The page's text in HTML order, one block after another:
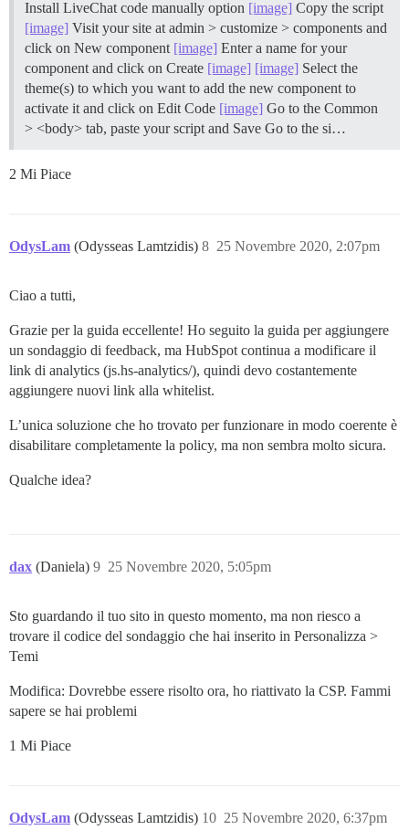
// Firefox ha l'opzione
  // nel qual caso RealRTCPeerConnection è undefined.
  if (typeof RealRTCPeerConnection != "undefined")
  {
let closeRTCPeerConnection =
      RealRTCPeerConnection.prototype.close
    );
let {create: createObject, defineProperty} =
      if (typeof url != "undefined")
    {
if (originalArray == null || typeof
        return originalArray;
let safeArray =
      {
        defineProperty(safeArray, i, {
          value: transform(originalArray[i])
        value: safeArray.length
      });
    };
// Sarebbe molto più semplice usare il metodo
// la configurazione normalizzata e sicura
// Vedi https://www.chromestatus.com/feature/
    let protectConfiguration = configuration =>
    {
if (configuration == null || typeof
        return configuration;
        iceServer =>
Install LiveChat code manually option [image] Copy the script
[image] Visit your site at admin > customize > components and
click on New component [image] Enter a name for your
component and click on Create [image] [image] Select the
theme(s) to which you want to add the new component to
activate it and click on Edit Code [image] Go to the Common
> <body> tab, paste your script and Save Go to the si…
2 Mi Piace
OdysLam (Odysseas Lamtzidis) 25 Novembre 2020, 2:07pm
8
Ciao a tutti,
Grazie per la guida eccellente! Ho seguito la guida per aggiungere
un sondaggio di feedback, ma HubSpot continua a modificare il
link di analytics (js.hs-analytics/), quindi devo costantemente
aggiungere nuovi link alla whitelist.
L’unica soluzione che ho trovato per funzionare in modo coerente è
disabilitare completamente la policy, ma non sembra molto sicura.
Qualche idea?
dax (Daniela) 25 Novembre 2020, 5:05pm
9
Sto guardando il tuo sito in questo momento, ma non riesco a
trovare il codice del sondaggio che hai inserito in Personalizza >
Temi
Modifica: Dovrebbe essere risolto ora, ho riattivato la CSP. Fammi
sapere se hai problemi
1 Mi Piace
OdysLam (Odysseas Lamtzidis) 25 Novembre 2020, 6:37pm
10